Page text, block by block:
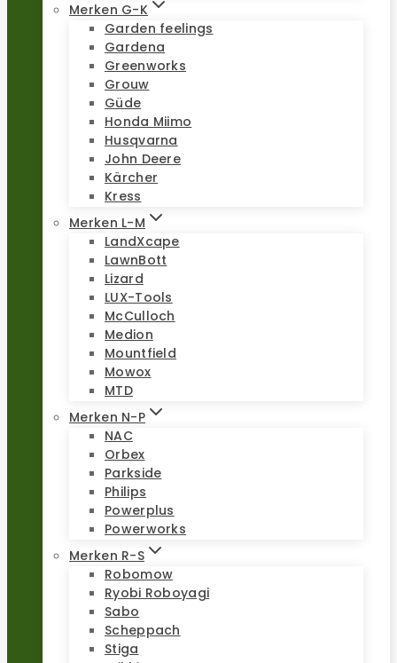
Merken G-K
Garden feelings
Gardena
Greenworks
Grouw
Güde
Honda Miimo
Husqvarna
John Deere
Kärcher
Kress
Merken L-M
LandXcape
LawnBott
Lizard
LUX-Tools
McCulloch
Medion
Mountfield
Mowox
MTD
Merken N-P
NAC
Orbex
Parkside
Philips
Powerplus
Powerworks
Merken R-S
Robomow
Ryobi Roboyagi
Sabo
Scheppach
Stiga